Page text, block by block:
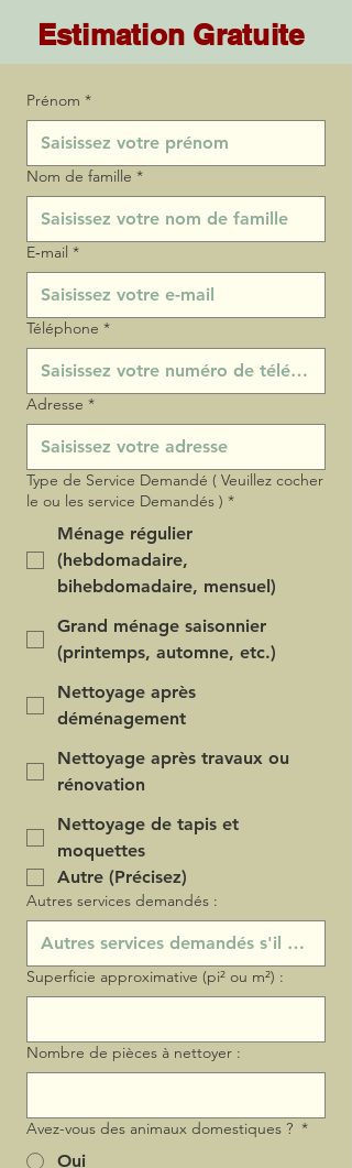
Estimation Gratuite
Prénom *
Nom de famille *
E‑mail *
Téléphone *
Adresse *
Type de Service Demandé ( Veuillez cocher
le ou les service Demandés ) *
Ménage régulier
(hebdomadaire,
bihebdomadaire, mensuel)
Grand ménage saisonnier
(printemps, automne, etc.)
Nettoyage après
déménagement
Nettoyage après travaux ou
rénovation
Nettoyage de tapis et
moquettes
Autre (Précisez)
Autres services demandés :
Superficie approximative (pi² ou m²) :
Nombre de pièces à nettoyer :
Avez-vous des animaux domestiques ? *
Oui